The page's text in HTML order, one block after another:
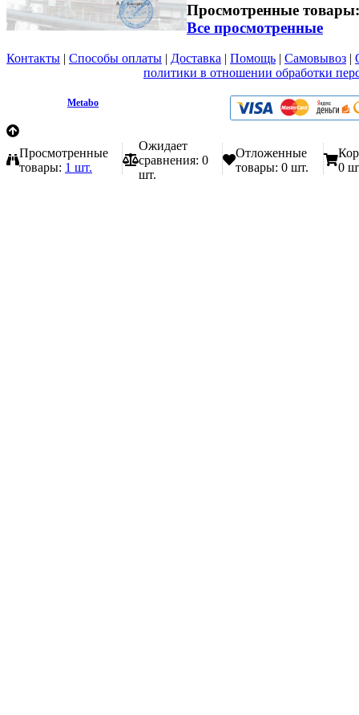
Просмотренные товары:
Все просмотренные
Контакты | Способы оплаты | Доставка | Помощь | Самовывоз |
политики в отношении обработки
Metabo
Просмотренные
товары: 1 шт.
Ожидает
сравнения: 0
шт.
Отложенные
товары: 0 шт.
0